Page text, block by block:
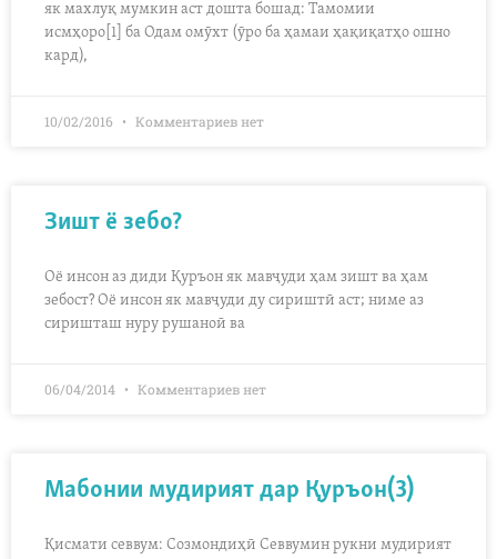
як махлуқ мумкин аст дошта бошад: Тамомии
исмҳоро[1] ба Одам омӯхт (ӯро ба ҳамаи ҳақиқатҳо ошно
кард),
10/02/2016 Комментариев нет
Зишт ё зебо?
Оё инсон аз диди Қуръон як мавҷуди ҳам зишт ва ҳам
зебост? Оё инсон як мавҷуди ду сириштӣ аст; ниме аз
сиришташ нуру рушаноӣ ва
06/04/2014 Комментариев нет
Мабонии мудирият дар Қуръон(3)
Қисмати севвум: Созмондиҳӣ Севвумин рукни мудирият